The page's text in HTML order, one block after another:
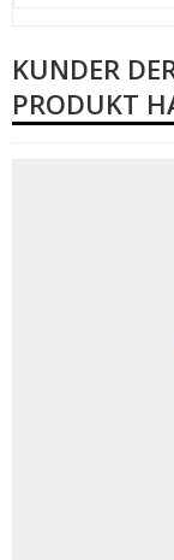
KUNDER
PRODUKT